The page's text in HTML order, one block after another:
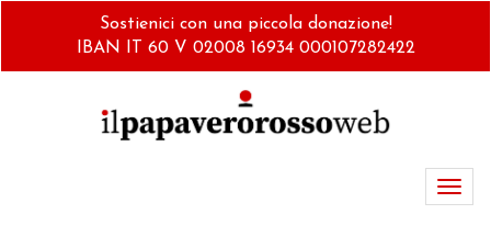
Sostienici con una piccola donazione!
IBAN IT 60 V 02008 16934 000107282422